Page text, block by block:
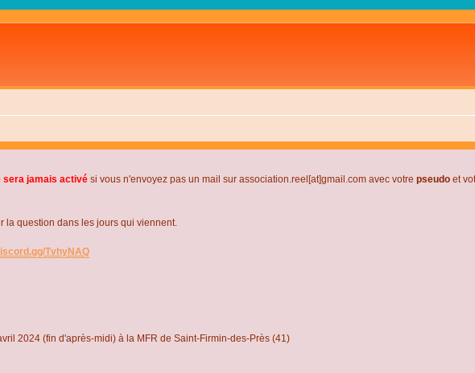
sera jamais activé si vous n'envoyez pas un mail sur association.reel[at]gmail.com avec votre pseudo et
la question dans les jours qui viennent.
TvhyNAQ
2024 (fin d'après-midi) à la MFR de Saint-Firmin-des-Près (41)